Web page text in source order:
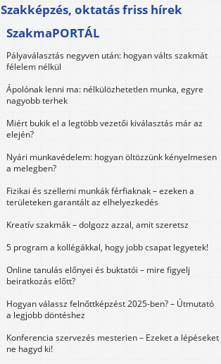
Szakképzés, oktatás friss hírek
SzakmaPORTÁL
Pályaválasztás negyven után: hogyan válts szakmát
félelem nélkül
Ápolónak lenni ma: nélkülözhetetlen munka, egyre
nagyobb terhek
Miért bukik el a legtöbb vezetői kiválasztás már az
elején?
Nyári munkavédelem: hogyan öltözzünk kényelmesen
a melegben?
Fizikai és szellemi munkák férfiaknak – ezeken a
területeken garantált az elhelyezkedés
Kreatív szakmák – dolgozz azzal, amit szeretsz
5 program a kollégákkal, hogy jobb csapat legyetek!
Online tanulás előnyei és buktatói – mire figyelj
beiratkozás előtt?
Hogyan válassz felnőttképzést 2025-ben? – Útmutató
a legjobb döntéshez
Konferencia szervezés mesterien – Ezeket a lépéseket
ne hagyd ki!